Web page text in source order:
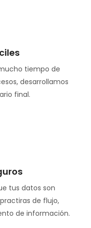
tiempo de
desarrollamos
final.
tus datos son
de flujo,
de información.